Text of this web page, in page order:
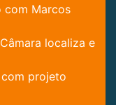
com Marcos
localiza e
projeto